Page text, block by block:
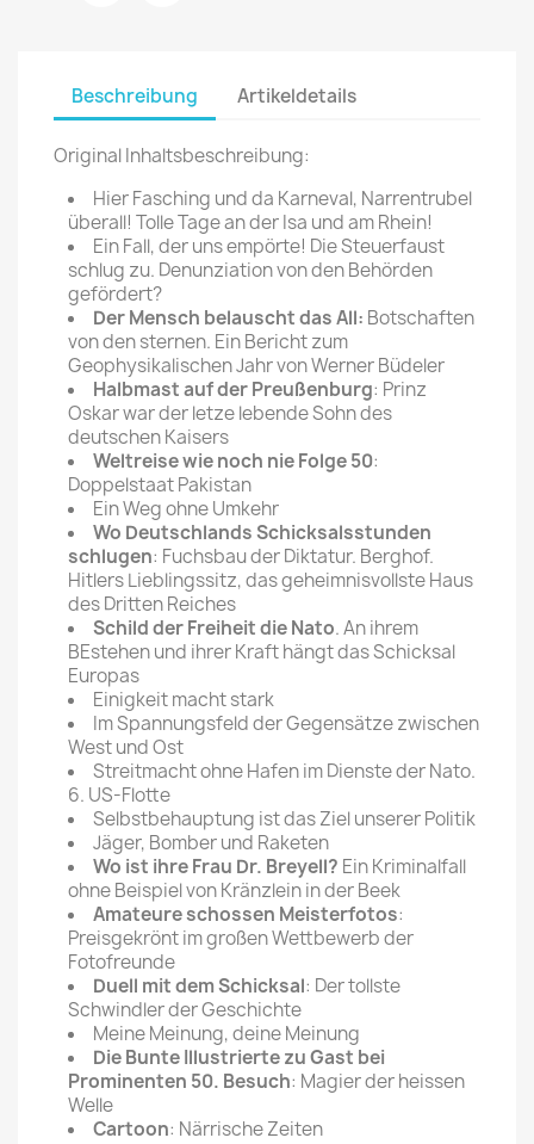
Beschreibung Artikeldetails
Original Inhaltsbeschreibung:
Hier Fasching und da Karneval, Narrentrubel
überall! Tolle Tage an der Isa und am Rhein!
Ein Fall, der uns empörte! Die Steuerfaust
schlug zu. Denunziation von den Behörden
gefördert?
Der Mensch belauscht das All: Botschaften
von den sternen. Ein Bericht zum
Geophysikalischen Jahr von Werner Büdeler
Halbmast auf der Preußenburg: Prinz
Oskar war der letze lebende Sohn des
deutschen Kaisers
Weltreise wie noch nie Folge 50:
Doppelstaat Pakistan
Ein Weg ohne Umkehr
Wo Deutschlands Schicksalsstunden
schlugen: Fuchsbau der Diktatur. Berghof.
Hitlers Lieblingssitz, das geheimnisvollste Haus
des Dritten Reiches
Schild der Freiheit die Nato. An ihrem
BEstehen und ihrer Kraft hängt das Schicksal
Europas
Einigkeit macht stark
Im Spannungsfeld der Gegensätze zwischen
West und Ost
Streitmacht ohne Hafen im Dienste der Nato.
6. US-Flotte
Selbstbehauptung ist das Ziel unserer Politik
Jäger, Bomber und Raketen
Wo ist ihre Frau Dr. Breyell? Ein Kriminalfall
ohne Beispiel von Kränzlein in der Beek
Amateure schossen Meisterfotos:
Preisgekrönt im großen Wettbewerb der
Fotofreunde
Duell mit dem Schicksal: Der tollste
Schwindler der Geschichte
Meine Meinung, deine Meinung
Die Bunte Illustrierte zu Gast bei
Prominenten 50. Besuch: Magier der heissen
Welle
Cartoon: Närrische Zeiten